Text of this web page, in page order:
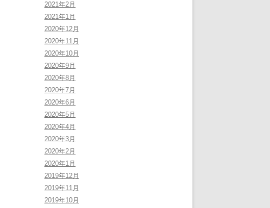
2021年2月
2021年1月
2020年12月
2020年11月
2020年10月
2020年9月
2020年8月
2020年7月
2020年6月
2020年5月
2020年4月
2020年3月
2020年2月
2020年1月
2019年12月
2019年11月
2019年10月